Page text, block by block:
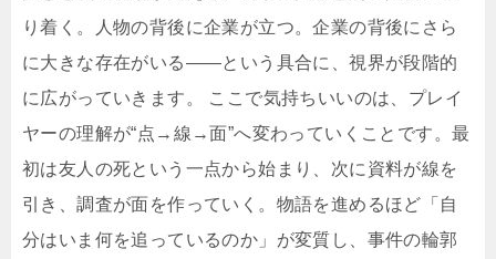
り着く。人物の背後に企業が立つ。企業の背後にさら
に大きな存在がいる――という具合に、視界が段階的
に広がっていきます。 ここで気持ちいいのは、プレイ
ヤーの理解が“点→線→面”へ変わっていくことです。最
初は友人の死という一点から始まり、次に資料が線を
引き、調査が面を作っていく。物語を進めるほど「自
分はいま何を追っているのか」が変質し、事件の輪郭